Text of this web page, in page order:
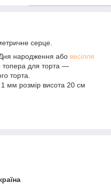
серце.
народження або весілля
топера для торта —
торта.
мм розмір висота 20 см